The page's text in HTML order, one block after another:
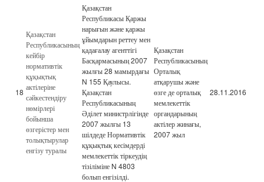
18
Қазақстан
Республикасының
кейбір
нормативтік
құқықтық
актілеріне
сәйкестендіру
нөмірлері
бойынша
өзгерістер мен
толықтырулар
енгізу туралы
Қазақстан
Республикасы Қаржы
нарығын және қаржы
ұйымдарын реттеу мен
қадағалау агенттігі
Басқармасының 2007
жылғы 28 мамырдағы
N 155 Қаулысы.
Қазақстан
Республикасының
Әділет министрлігінде
2007 жылғы 13
шілдеде Нормативтік
құқықтық кесімдерді
мемлекеттік тіркеудің
тізіліміне N 4803
болып енгізілді.
Қазақстан
Республикасының
Орталық
атқарушы және
өзге де орталық
мемлекеттік
органдарының
актілер жинағы,
2007 жыл
28.11.2016